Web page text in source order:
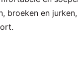
broeken en